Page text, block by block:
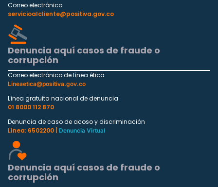
Correo electrónico
servicioalcliente@positiva.gov.co
Denuncia aquí casos de fraude o
corrupción
Correo electrónico de línea ética
Lineaetica@positiva.gov.co
Línea gratuita nacional de denuncia
01 8000 112 870
Denuncia de caso de acoso y discriminación
Línea: 6502200 |
Denuncia Virtual
Denuncia aquí casos de fraude o
corrupción